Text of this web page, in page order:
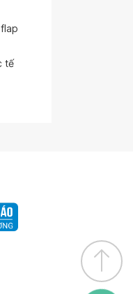
tế